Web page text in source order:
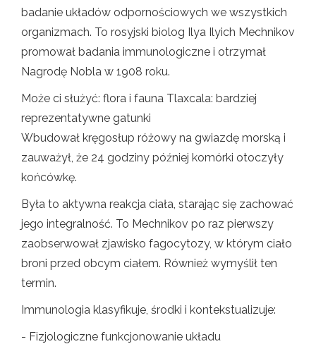
badanie układów odpornościowych we wszystkich
organizmach. To rosyjski biolog Ilya Ilyich Mechnikov
promował badania immunologiczne i otrzymał
Nagrodę Nobla w 1908 roku.
Może ci służyć: flora i fauna Tlaxcala: bardziej
reprezentatywne gatunki
Wbudował kręgosłup różowy na gwiazdę morską i
zauważył, że 24 godziny później komórki otoczyły
końcówkę.
Była to aktywna reakcja ciała, starając się zachować
jego integralność. To Mechnikov po raz pierwszy
zaobserwował zjawisko fagocytozy, w którym ciało
broni przed obcym ciałem. Również wymyślił ten
termin.
Immunologia klasyfikuje, środki i kontekstualizuje:
- Fizjologiczne funkcjonowanie układu